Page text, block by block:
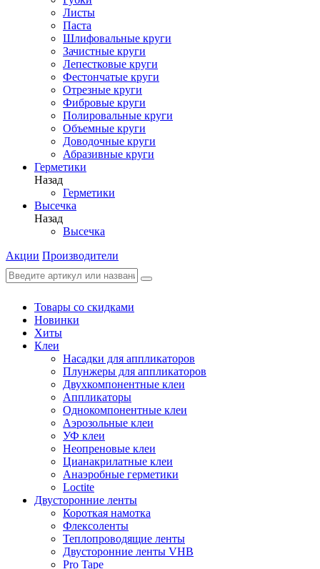
Листы
Паста
Шлифовальные круги
Зачистные круги
Лепестковые круги
Фестончатые круги
Отрезные круги
Фибровые круги
Полировальные круги
Объемные круги
Доводочные круги
Абразивные круги
Герметики
Назад
Герметики
Высечка
Назад
Высечка
Акции Производители
Товары со скидками
Новинки
Хиты
Клеи
Насадки для аппликаторов
Плунжеры для аппликаторов
Двухкомпонентные клеи
Аппликаторы
Однокомпонентные клеи
Аэрозольные клеи
УФ клеи
Неопреновые клеи
Цианакрилатные клеи
Анаэробные герметики
Loctite
Двусторонние ленты
Короткая намотка
Флексоленты
Теплопроводящие ленты
Двусторонние ленты VHB
Pro Tape